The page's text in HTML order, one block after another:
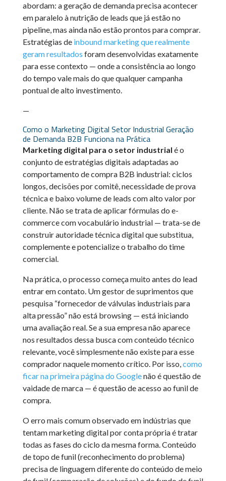
abordam: a geração de demanda precisa acontecer
em paralelo à nutrição de leads que já estão no
pipeline, mas ainda não estão prontos para comprar.
Estratégias de inbound marketing que realmente
geram resultados foram desenvolvidas exatamente
para esse contexto — onde a consistência ao longo
do tempo vale mais do que qualquer campanha
pontual de alto investimento.
—
Como o Marketing Digital Setor Industrial Geração
de Demanda B2B Funciona na Prática
Marketing digital para o setor industrial é o
conjunto de estratégias digitais adaptadas ao
comportamento de compra B2B industrial: ciclos
longos, decisões por comitê, necessidade de prova
técnica e baixo volume de leads com alto valor por
cliente. Não se trata de aplicar fórmulas do e-
commerce com vocabulário industrial — trata-se de
construir autoridade técnica digital que substitua,
complemente e potencialize o trabalho do time
comercial.
Na prática, o processo começa muito antes do lead
entrar em contato. Um gestor de suprimentos que
pesquisa “fornecedor de válvulas industriais para
alta pressão” não está browsing — está iniciando
uma avaliação real. Se a sua empresa não aparece
nos resultados dessa busca com conteúdo técnico
relevante, você simplesmente não existe para esse
comprador naquele momento crítico. Por isso,como
ficar na primeira página do Googlenão é questão de
vaidade de marca — é questão de acesso ao funil de
compra.
O erro mais comum observado em indústrias que
tentam marketing digital por conta própria é tratar
todas as fases do ciclo da mesma forma. Conteúdo
de topo de funil (reconhecimento do problema)
precisa de linguagem diferente do conteúdo de meio